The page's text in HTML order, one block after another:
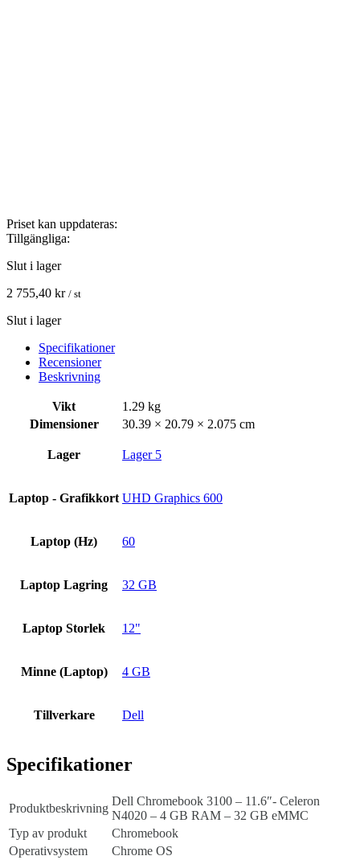
Priset kan uppdateras:
Tillgängliga:
Slut i lager
2 755,40 kr / st
Slut i lager
Specifikationer
Recensioner
Beskrivning
Vikt
1.29 kg
Dimensioner
30.39 × 20.79 × 2.075 cm
Lager Lager 5
Laptop - Grafikkort UHD Graphics 600
Laptop (Hz) 60
Laptop Lagring 32 GB
Laptop Storlek 12"
Minne (Laptop) 4 GB
Tillverkare Dell
Specifikationer
Produktbeskrivning
Dell Chromebook 3100 – 11.6″- Celeron
N4020 – 4 GB RAM – 32 GB eMMC
Typ av produkt
Chromebook
Operativsystem
Chrome OS